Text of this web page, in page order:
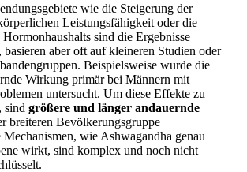
wie die Steigerung der
Leistungsfähigkeit oder die
sind die Ergebnisse
basieren aber oft auf kleineren Studien oder
Beispielsweise wurde die
Wirkung primär bei Männern mit
untersucht. Um diese Effekte zu
sind größere und länger andauernde
breiteren Bevölkerungsgruppe
wie Ashwagandha genau
wirkt, sind komplex und noch nicht